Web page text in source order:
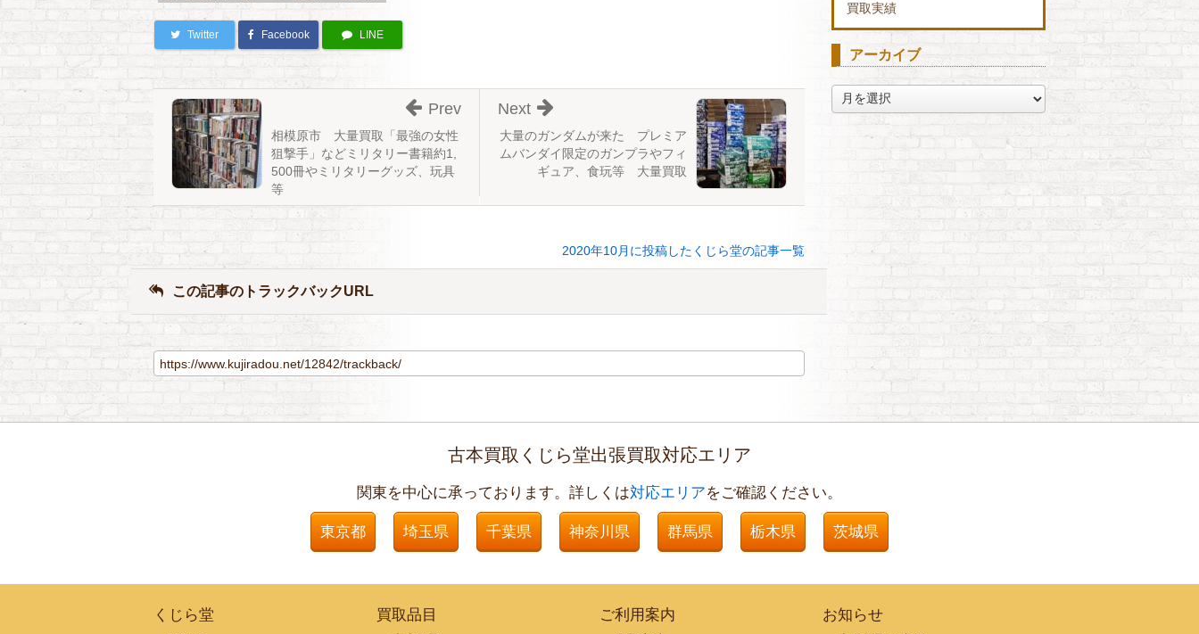
Twitter Facebook LINE
大量のガンダムが来た プレミア
ムバンダイ限定のガンプラやフィ
ギュア、食玩等 大量買取
Next
相模原市 大量買取「最強の女性
狙撃手」などミリタリー書籍約1,
500冊やミリタリーグッズ、玩具
等
Prev
2020年10月に投稿したくじら堂の記事一覧
この記事のトラックバックURL
買取実績
アーカイブ
ー
古本買取くじら堂出張買取対応エリア
関東を中心に承っております。詳しくは対応エリアをご確認ください。
東京都 埼玉県 千葉県 神奈川県 群馬県 栃木県 茨城県
くじら堂 買取品目 ご利用案内 お知らせ